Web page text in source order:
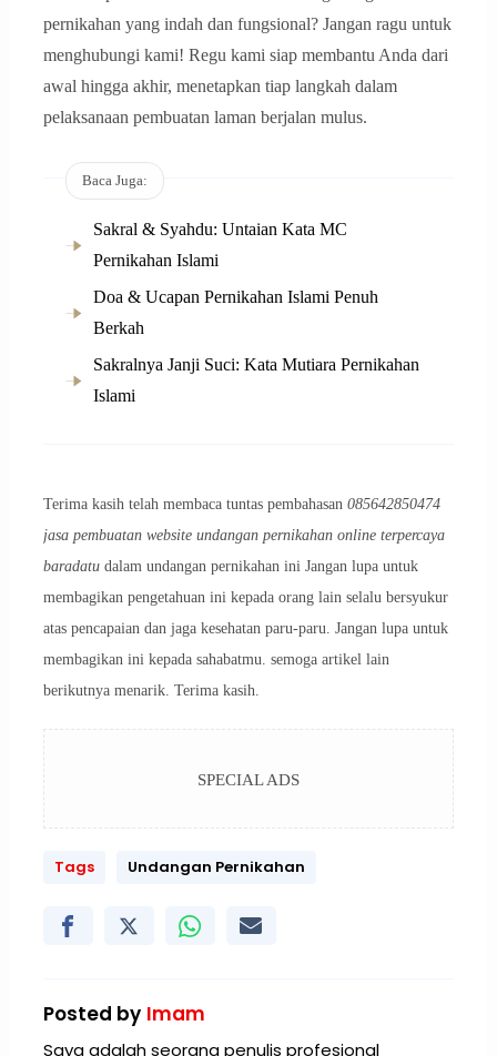
pernikahan yang indah dan fungsional? Jangan ragu untuk
menghubungi kami! Regu kami siap membantu Anda dari
awal hingga akhir, menetapkan tiap langkah dalam
pelaksanaan pembuatan laman berjalan mulus.
Baca Juga:
Sakral & Syahdu: Untaian Kata MC
Pernikahan Islami
Doa & Ucapan Pernikahan Islami Penuh
Berkah
Sakralnya Janji Suci: Kata Mutiara Pernikahan
Islami
Terima kasih telah membaca tuntas pembahasan 085642850474
jasa pembuatan website undangan pernikahan online terpercaya
baradatudalam undangan pernikahan ini Jangan lupa untuk
membagikan pengetahuan ini kepada orang lain selalu bersyukur
atas pencapaian dan jaga kesehatan paru-paru. Jangan lupa untuk
membagikan ini kepada sahabatmu. semoga artikel lain
berikutnya menarik. Terima kasih.
SPECIAL ADS
Tags Undangan Pernikahan
Posted by Imam
Saya adalah seorang penulis profesional